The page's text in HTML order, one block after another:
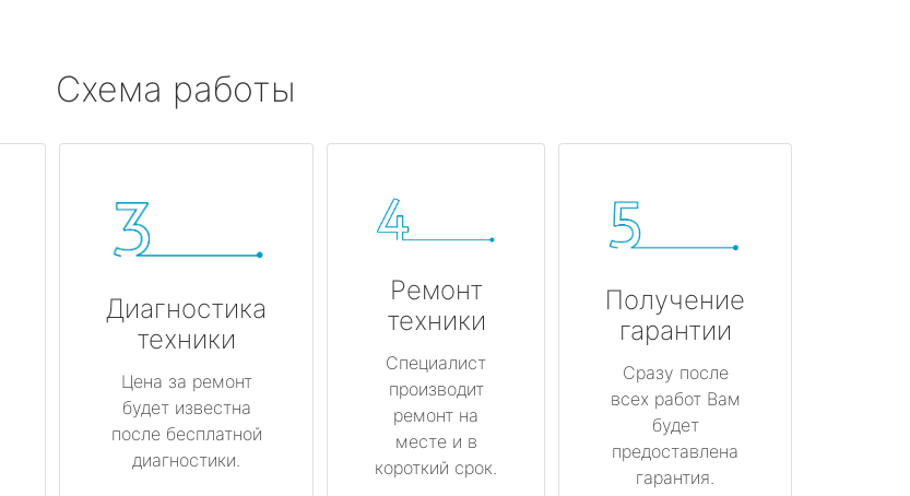
Схема работы
Диагностика
техники
Цена за ремонт
будет известна
после бесплатной
диагностики.
Ремонт
техники
Специалист
производит
ремонт на
месте и в
короткий срок.
Получение
гарантии
Сразу после
всех работ Вам
будет
предоставлена
гарантия.